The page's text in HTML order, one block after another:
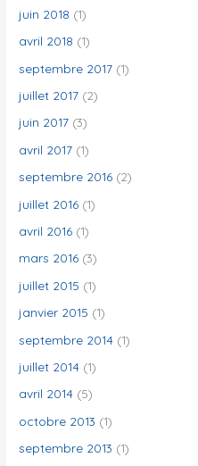
juin 2018 (1)
avril 2018 (1)
septembre 2017 (1)
juillet 2017 (2)
juin 2017 (3)
avril 2017 (1)
septembre 2016 (2)
juillet 2016 (1)
avril 2016 (1)
mars 2016 (3)
juillet 2015 (1)
janvier 2015 (1)
septembre 2014 (1)
juillet 2014 (1)
avril 2014 (5)
octobre 2013 (1)
septembre 2013 (1)